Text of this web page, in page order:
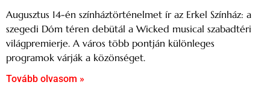
Augusztus 14-én színháztörténelmet ír az Erkel Színház: a
szegedi Dóm téren debütál a Wicked musical szabadtéri
világpremierje. A város több pontján különleges
programok várják a közönséget.
Tovább olvasom »